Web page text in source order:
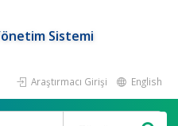
Sistemi
Araştırmacı Girişi English